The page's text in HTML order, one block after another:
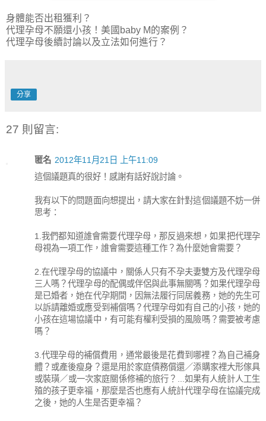
身體能否出租獲利？
代理孕母不願還小孩！美國baby M的案例？
代理孕母後續討論以及立法如何進行？
分享
27 則留言:
匿名 2012年11月21日 上午11:09
這個議題真的很好！感謝有話好說討論。
我有以下的問題面向想提出，請大家在針對這個議題不妨一併
思考：
1.我們都知道誰會需要代理孕母，那反過來想，如果把代理孕
母視為一項工作，誰會需要這種工作？為什麼她會需要？
2.在代理孕母的協議中，關係人只有不孕夫妻雙方及代理孕母
三人嗎？代理孕母的配偶或伴侶與此事無關嗎？如果代理孕母
是已婚者，她在代孕期間，因無法履行同居義務，她的先生可
以訴請離婚或應受到補償嗎？代理孕母如有自己的小孩，她的
小孩在這場協議中，有可能有權利受損的風險嗎？需要被考慮
嗎？
3.代理孕母的補償費用，通常最後是花費到哪裡？為自己補身
體？或產後瘦身？還是用於家庭債務償還／添購家裡大形傢具
或裝璜／或一次家庭關係修補的旅行？...如果有人統計人工生
殖的孩子更幸福，那麼是否也應有人統計代理孕母在協議完成
之後，她的人生是否更幸福？